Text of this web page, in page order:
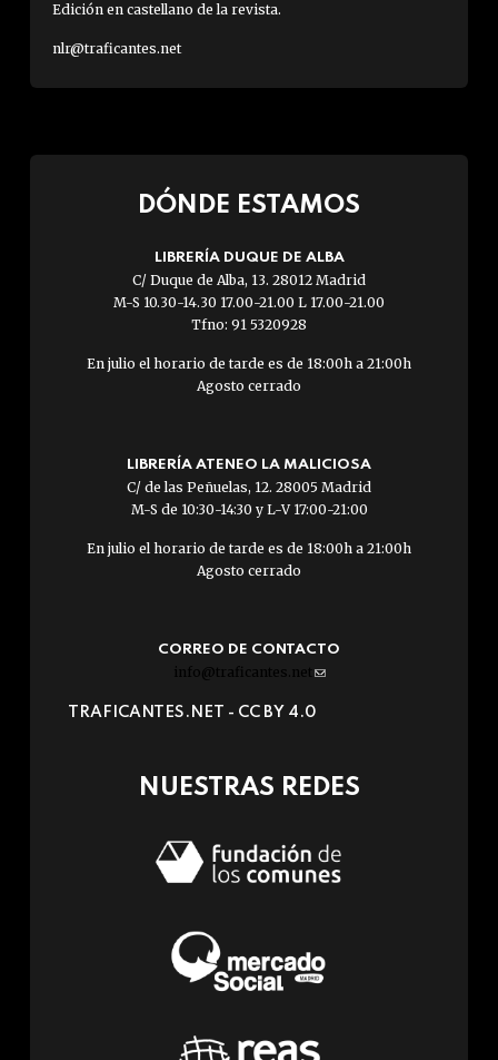
Edición en castellano de la revista.
nlr@traficantes.net
DÓNDE ESTAMOS
LIBRERÍA DUQUE DE ALBA
C/ Duque de Alba, 13. 28012 Madrid
M-S 10.30-14.30 17.00-21.00 L 17.00-21.00
Tfno: 91 5320928
En julio el horario de tarde es de 18:00h a 21:00h
Agosto cerrado
LIBRERÍA ATENEO LA MALICIOSA
C/ de las Peñuelas, 12. 28005 Madrid
M-S de 10:30-14:30 y L-V 17:00-21:00
En julio el horario de tarde es de 18:00h a 21:00h
Agosto cerrado
CORREO DE CONTACTO
info@traficantes.net (link
e-
TRAFICANTES.NET - CC BY 4.0
NUESTRAS REDES